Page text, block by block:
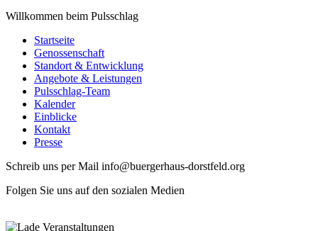
Willkommen beim Pulsschlag
Startseite
Genossenschaft
Standort & Entwicklung
Angebote & Leistungen
Pulsschlag-Team
Kalender
Einblicke
Kontakt
Presse
Schreib uns per Mail info@buergerhaus-dorstfeld.org
Folgen Sie uns auf den sozialen Medien